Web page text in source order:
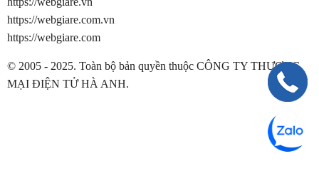
https://webgiare.com.vn
https://webgiare.com
© 2005 - 2025. Toàn bộ bản quyền thuộc CÔNG TY THƯƠNG
MẠI ĐIỆN TỬ HÀ ANH.